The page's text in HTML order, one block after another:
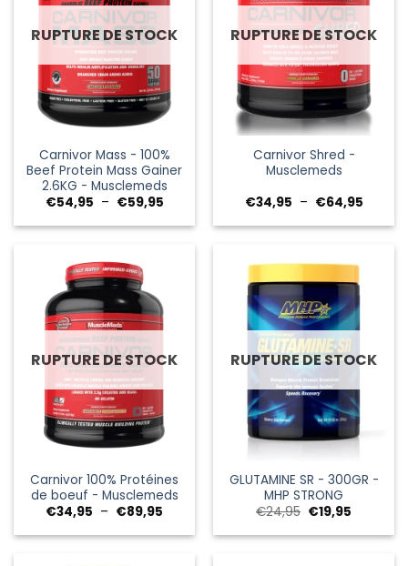
RUPTURE DE STOCK
Carnivor Mass - 100%
Beef Protein Mass Gainer
2.6KG - Musclemeds
€54,95 – €59,95Plage
prix :
RUPTURE DE STOCK
Carnivor Shred -
Musclemeds
€34,95 – €64,95Plage
prix :
RUPTURE DE STOCK
Carnivor 100% Protéines
de boeuf - Musclemeds
€34,95 – €89,95
prix :
RUPTURE DE STOCK
GLUTAMINE SR - 300GR -
MHP STRONG
€24,95 Le
initial
€19,95
actuel